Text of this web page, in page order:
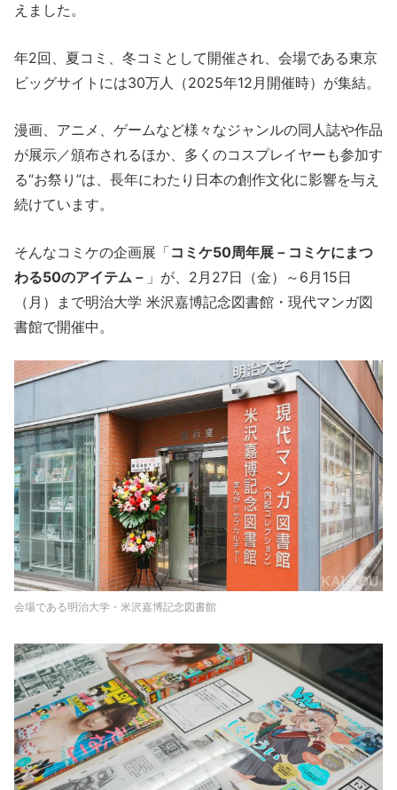
えました。
年2回、夏コミ、冬コミとして開催され、会場である東京
ビッグサイトには30万人（2025年12月開催時）が集結。
漫画、アニメ、ゲームなど様々なジャンルの同人誌や作品
が展示／頒布されるほか、多くのコスプレイヤーも参加す
る“お祭り”は、長年にわたり日本の創作文化に影響を与え
続けています。
そんなコミケの企画展「コミケ50周年展－コミケにまつ
わる50のアイテム－ 」が、2月27日（金）～6月15日
（月）まで明治大学 米沢嘉博記念図書館・現代マンガ図
書館で開催中。
会場である明治大学・米沢嘉博記念図書館